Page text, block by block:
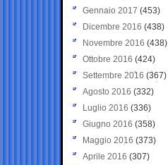
Gennaio 2017 (453)
Dicembre 2016 (438)
Novembre 2016 (438)
Ottobre 2016 (424)
Settembre 2016 (367)
Agosto 2016 (332)
Luglio 2016 (336)
Giugno 2016 (358)
Maggio 2016 (373)
Aprile 2016 (307)